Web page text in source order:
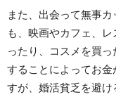
また、出会って無事
も、映画やカフェ、
ったり、コスメを買
することによってお
すが、婚活貧乏を避け